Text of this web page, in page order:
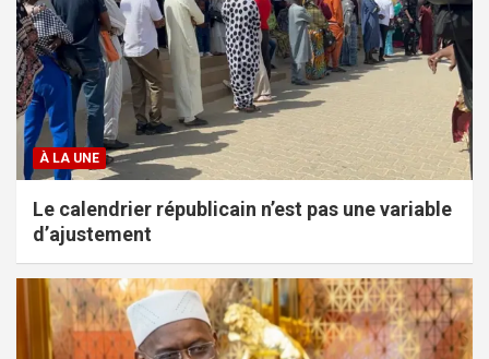
À LA UNE
Le calendrier républicain n’est pas une variable
d’ajustement